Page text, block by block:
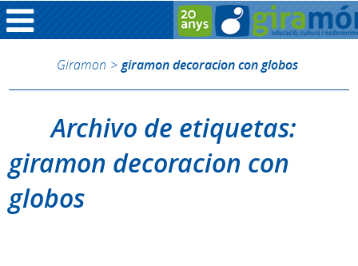
Giramon > giramon decoracion con globos
Archivo de etiquetas:
giramon decoracion con
globos